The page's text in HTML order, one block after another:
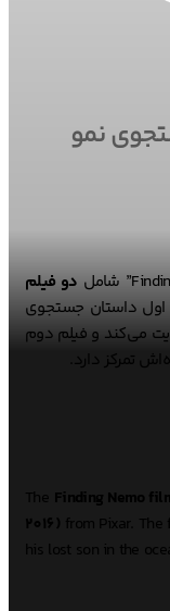
نمو
دو فیلم
اول داستان جستجوی
می‌کند و فیلم دوم
تمرکز دارد.
The Finding Nemo
2016) from Pixar. The
his lost son in the